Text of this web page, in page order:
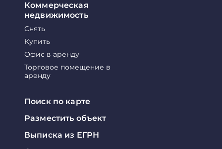
Коммерческая
недвижимость
Снять
Купить
Офис в аренду
Торговое помещение в
аренду
Поиск по карте
Разместить объект
Выписка из ЕГРН